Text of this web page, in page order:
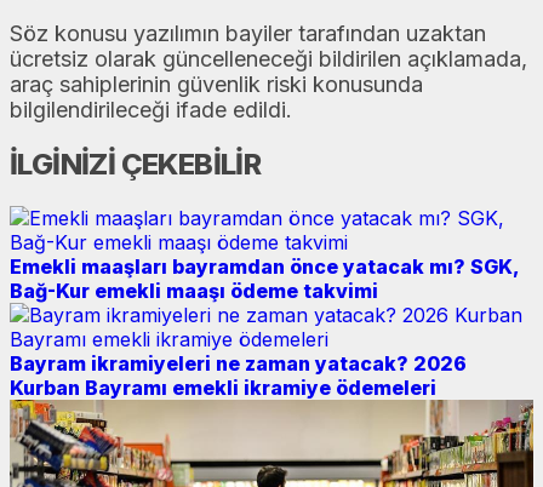
Söz konusu yazılımın bayiler tarafından uzaktan
ücretsiz olarak güncelleneceği bildirilen açıklamada,
araç sahiplerinin güvenlik riski konusunda
bilgilendirileceği ifade edildi.
İLGİNİZİ ÇEKEBİLİR
Emekli maaşları bayramdan önce yatacak mı? SGK,
Bağ-Kur emekli maaşı ödeme takvimi
Bayram ikramiyeleri ne zaman yatacak? 2026
Kurban Bayramı emekli ikramiye ödemeleri